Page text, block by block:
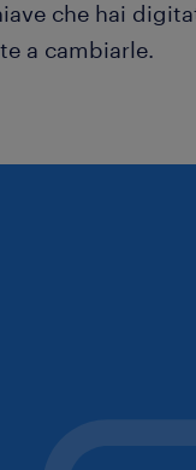
che hai
a cambiarle.